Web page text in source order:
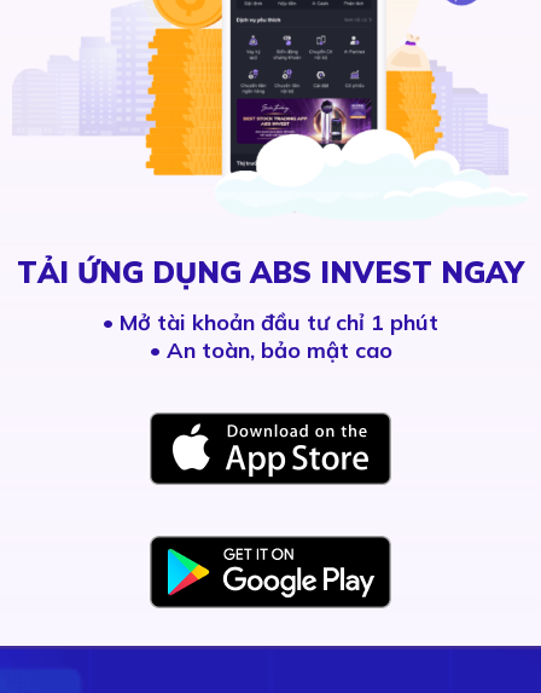
TẢI ỨNG DỤNG ABS INVEST NGAY
• Mở tài khoản đầu tư chỉ 1 phút
• An toàn, bảo mật cao